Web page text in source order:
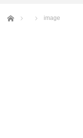
ホーム image